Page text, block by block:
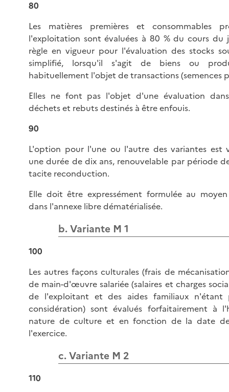
80
Les matières premières et consommables
l'exploitation sont évaluées à 80 % du cours du
règle en vigueur pour l'évaluation des stocks
simplifié, lorsqu'il s'agit de biens ou
habituellement l'objet de transactions (semences
Elles ne font pas l'objet d'une évaluation
déchets et rebuts destinés à être enfouis.
90
L'option pour l'une ou l'autre des variantes est
une durée de dix ans, renouvelable par période
tacite reconduction.
Elle doit être expressément formulée au
dans l'annexe libre dématérialisée.
b. Variante M 1
100
Les autres façons culturales (frais de
de main-d'œuvre salariée (salaires et charges
de l'exploitant et des aides familiaux n'étant
considération) sont évalués forfaitairement à
nature de culture et en fonction de la date
l'exercice.
c. Variante M 2
110